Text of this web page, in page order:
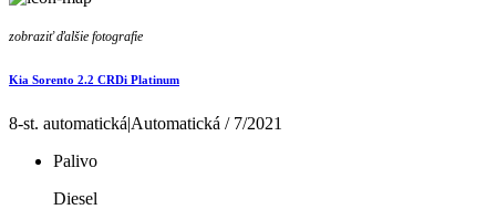
zobraziť ďalšie fotografie
Kia Sorento 2.2 CRDi Platinum
8-st. automatická|Automatická / 7/2021
Palivo
Diesel